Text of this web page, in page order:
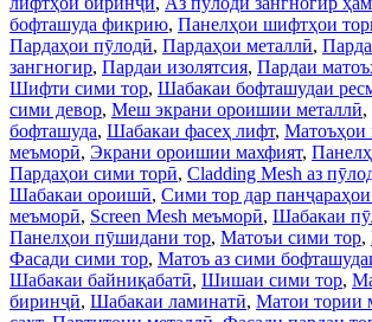
бофташуда фикрию, Панелҳои шифтҳои
Пардаҳои пӯлодӣ, Пардаҳои металлӣ,
зангногир, Пардаи изолятсия, Пардаи
Шифти сими тор, Шабакаи бофташудаи
сими девор, Меш экрани ороишии металлӣ,
бофташуда, Шабакаи фасеҳ лифт, Матоъҳои
меъморӣ, Экрани ороишии махфият,
Пардаҳои сими торӣ, Cladding Mesh аз
Шабакаи ороишӣ, Сими тор дар
меъморӣ, Screen Mesh меъморӣ, Шабакаи
Панелҳои пӯшидани тор, Матоъи сими тор,
Фасади сими тор, Матоъ аз сими
Шабакаи байниқабатӣ, Шишаи сими тор,
биринҷӣ, Шабакаи ламинатӣ, Матои тории